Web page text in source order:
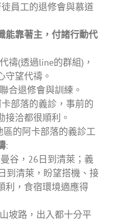
員工的退修會與慕道
能靠著主，付諸行動代
禱(透過line的群組)，
守望代禱。
合退修會與訓練。
部落的義診，事前的
接洽都很順利。
的阿卡部落的義診工
:
谷，26日到清萊；義
到清萊，盼望搭機、接
利，食宿環境適應得
坡路，出入都十分平